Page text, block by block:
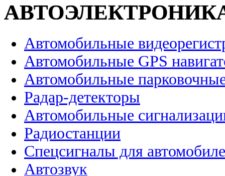
Автомобильные
Автомобильные GPS
Автомобильные
Радар-детекторы
Автомобильные
Радиостанции
Спецсигналы для
Автозвук